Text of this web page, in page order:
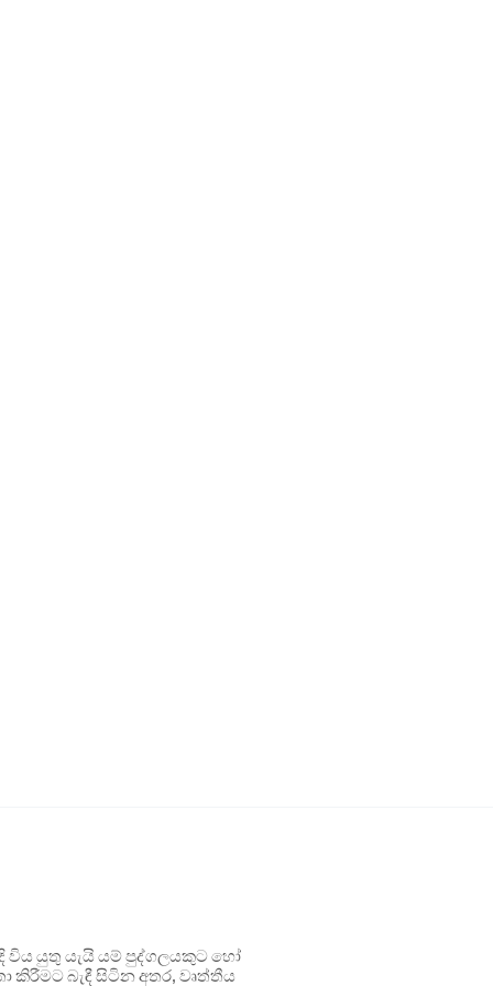
යුතු යැයි යම් පුද්ගලයකුට හෝ
කිරීමට බැඳී සිටින අතර, වෘත්තීය